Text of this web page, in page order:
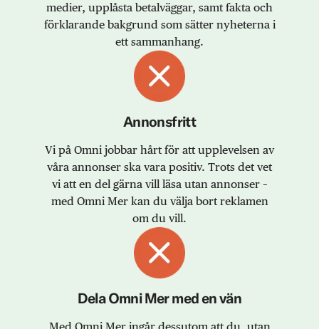
medier, upplåsta betalväggar, samt fakta och
förklarande bakgrund som sätter nyheterna i
ett sammanhang.
Annonsfritt
Vi på Omni jobbar hårt för att upplevelsen av
våra annonser ska vara positiv. Trots det vet
vi att en del gärna vill läsa utan annonser –
med Omni Mer kan du välja bort reklamen
om du vill.
Dela Omni Mer med en vän